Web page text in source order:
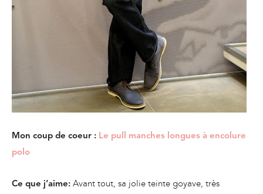
Mon coup de coeur : Le pull manches longues à encolure
polo
Ce que j’aime: Avant tout, sa jolie teinte goyave, très